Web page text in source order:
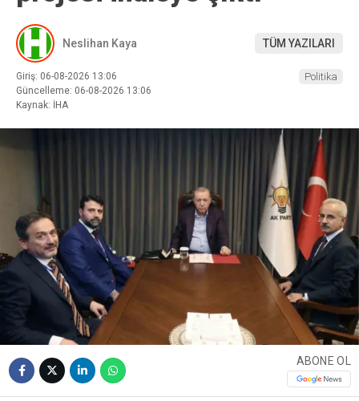
Neslihan Kaya TÜM YAZILARI
Giriş: 06-08-2026 13:06
Güncelleme: 06-08-2026 13:06
Kaynak: İHA
Politika
ABONE OL